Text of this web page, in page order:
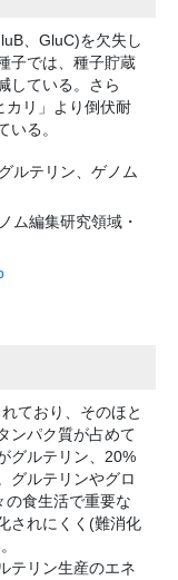
、GluC)を欠失し
子では、種子貯蔵
している。さら
カリ」より倒伏耐
る。
ルテリン、ゲノム
ム編集研究領域・
ており、そのほと
ンパク質が占めて
グルテリン、20%
グルテリンやグロ
の食生活で重要な
されにくく(難消化
テリン生産のエネ